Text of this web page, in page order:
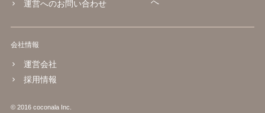
運営へのお問い合わせ
会社情報
運営会社
採用情報
© 2016 coconala Inc.